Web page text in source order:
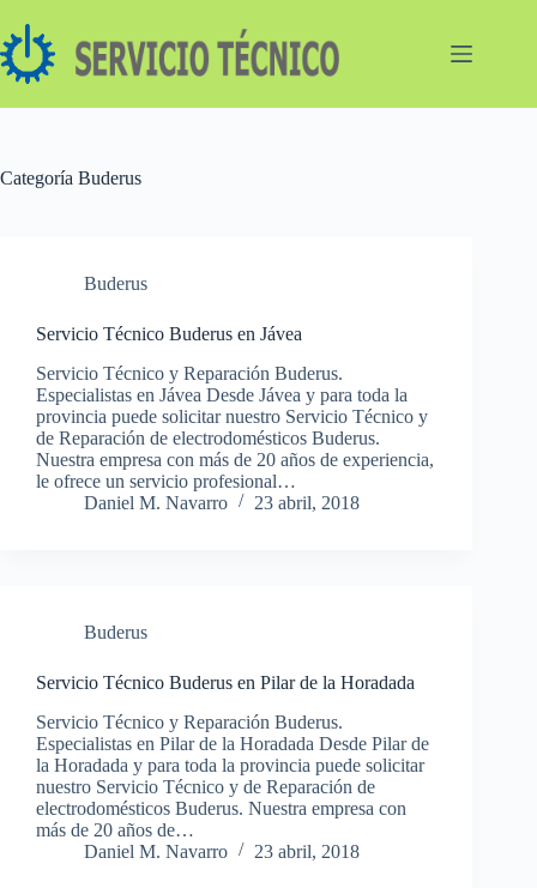
al
contenido
Categoría Buderus
Buderus
Servicio Técnico Buderus en Jávea
Servicio Técnico y Reparación Buderus.
Especialistas en Jávea Desde Jávea y para toda la
provincia puede solicitar nuestro Servicio Técnico y
de Reparación de electrodomésticos Buderus.
Nuestra empresa con más de 20 años de experiencia,
le ofrece un servicio profesional…
Daniel M. Navarro
23 abril, 2018
Buderus
Servicio Técnico Buderus en Pilar de la Horadada
Servicio Técnico y Reparación Buderus.
Especialistas en Pilar de la Horadada Desde Pilar de
la Horadada y para toda la provincia puede solicitar
nuestro Servicio Técnico y de Reparación de
electrodomésticos Buderus. Nuestra empresa con
más de 20 años de…
Daniel M. Navarro
23 abril, 2018